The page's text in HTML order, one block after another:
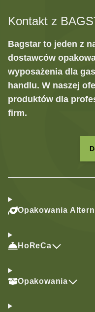
Kontakt z
Bagstar to jeden z
dostawców
wyposażenia dla
handlu. W naszej
produktów dla
firm.
Opakowania
HoReCa
Opakowania